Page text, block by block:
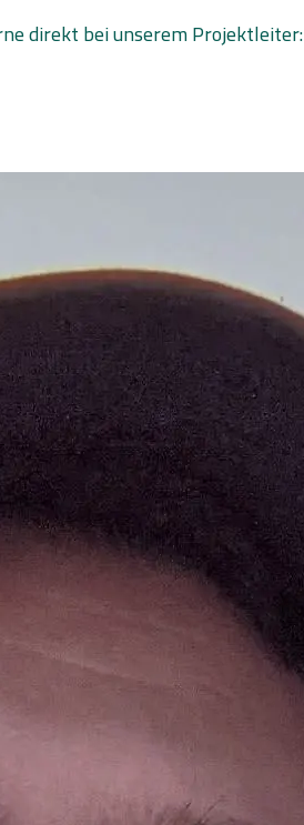
direkt bei unserem Projektleiter: